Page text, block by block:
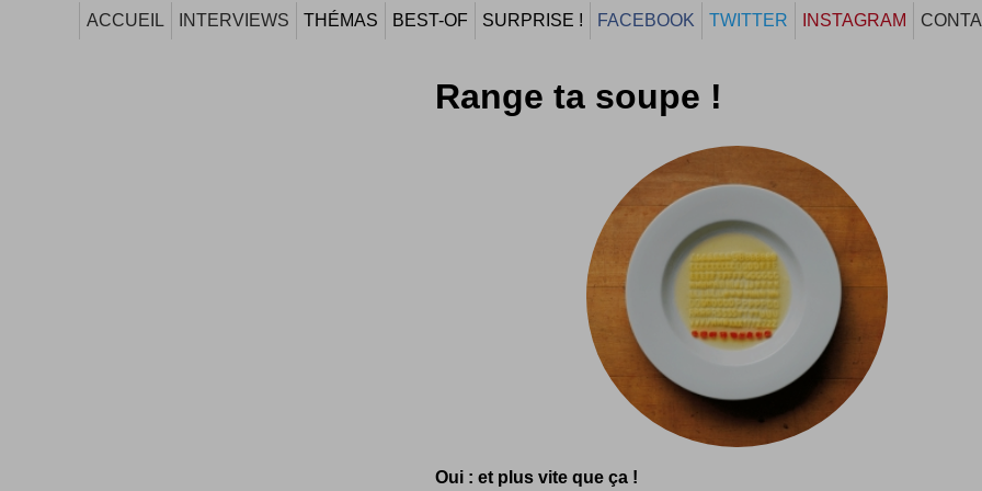
ACCUEIL INTERVIEWS THÉMAS BEST-OF SURPRISE ! FACEBOOK TWITTER INSTAGRAM
Range ta soupe !
Oui : et plus vite que ça !